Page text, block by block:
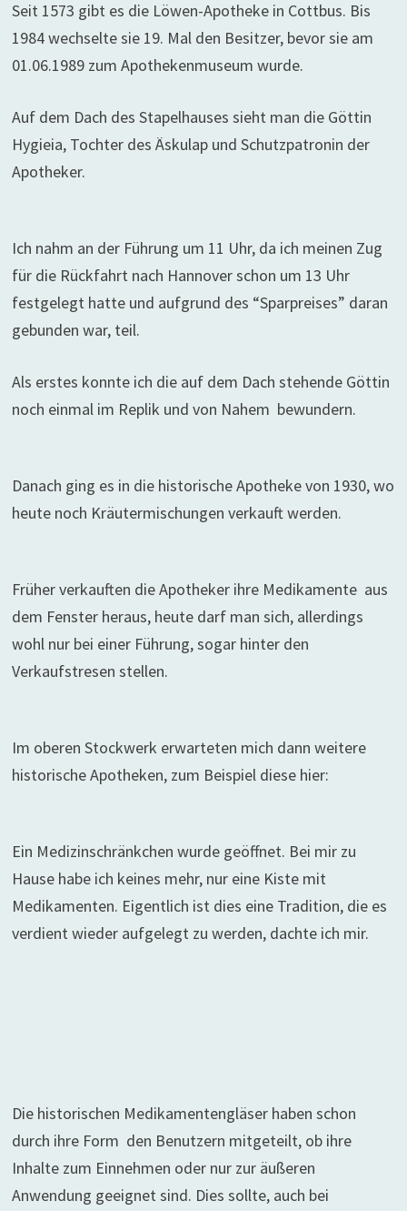
Seit 1573 gibt es die Löwen-Apotheke in Cottbus. Bis
1984 wechselte sie 19. Mal den Besitzer, bevor sie am
01.06.1989 zum Apothekenmuseum wurde.
Auf dem Dach des Stapelhauses sieht man die Göttin
Hygieia, Tochter des Äskulap und Schutzpatronin der
Apotheker.
Ich nahm an der Führung um 11 Uhr, da ich meinen Zug
für die Rückfahrt nach Hannover schon um 13 Uhr
festgelegt hatte und aufgrund des “Sparpreises” daran
gebunden war, teil.
Als erstes konnte ich die auf dem Dach stehende Göttin
noch einmal im Replik und von Nahem bewundern.
Danach ging es in die historische Apotheke von 1930, wo
heute noch Kräutermischungen verkauft werden.
Früher verkauften die Apotheker ihre Medikamente aus
dem Fenster heraus, heute darf man sich, allerdings
wohl nur bei einer Führung, sogar hinter den
Verkaufstresen stellen.
Im oberen Stockwerk erwarteten mich dann weitere
historische Apotheken, zum Beispiel diese hier:
Ein Medizinschränkchen wurde geöffnet. Bei mir zu
Hause habe ich keines mehr, nur eine Kiste mit
Medikamenten. Eigentlich ist dies eine Tradition, die es
verdient wieder aufgelegt zu werden, dachte ich mir.
Die historischen Medikamentengläser haben schon
durch ihre Form den Benutzern mitgeteilt, ob ihre
Inhalte zum Einnehmen oder nur zur äußeren
Anwendung geeignet sind. Dies sollte, auch bei